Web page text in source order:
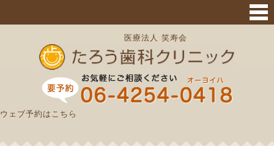
サイトマップ
医療法人 笑寿会
ウェブ予約はこちら